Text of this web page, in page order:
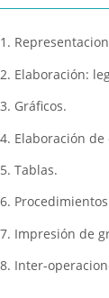
1.
2. Elaboración:
3. Gráficos.
4. Elaboración
5. Tablas.
6.
7. Impresión de
8. Inter-